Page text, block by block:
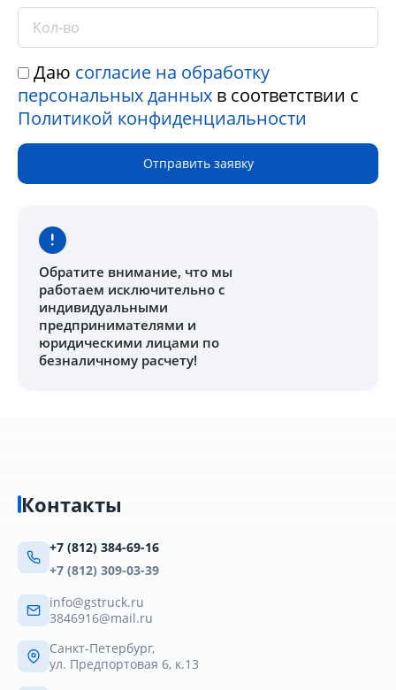
Даю согласие на обработку
персональных данных в соответствии с
Политикой конфиденциальности
Отправить заявку
Обратите внимание, что мы
работаем исключительно с
индивидуальными
предпринимателями и
юридическими лицами по
безналичному расчету!
Контакты
+7 (812) 384-69-16
+7 (812) 309-03-39
info@gstruck.ru
3846916@mail.ru
Санкт-Петербург,
ул. Предпортовая 6, к.13